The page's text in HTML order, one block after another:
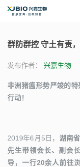
群防群控 守土有责
发布作者： 兴嘉生物
非洲猪瘟形势严竣的
行动！
2019年6月5日， 湖南
先生带领会长、副会
导，一行20余人前往